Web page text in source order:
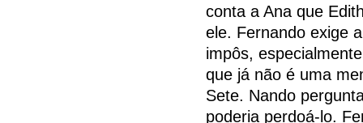
conta a Ana que
ele. Fernando exige
impôs,
que já não é uma
Sete. Nando
poderia perdoá-lo.